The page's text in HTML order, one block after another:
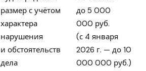
размер с учётом
характера
нарушения
и обстоятельств
дела
до 5 000
000 руб.
(с 4 января
2026 г. — до 10
000 000 руб.)